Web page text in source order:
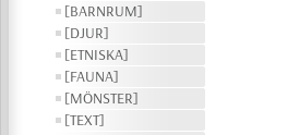
[BARNRUM]
[DJUR]
[ETNISKA]
[FAUNA]
[MÖNSTER]
[TEXT]